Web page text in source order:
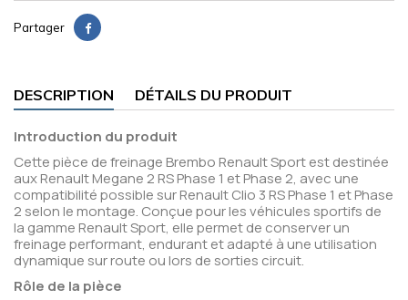
Partager
DESCRIPTION DÉTAILS DU PRODUIT
Introduction du produit
Cette pièce de freinage Brembo Renault Sport est destinée
aux Renault Megane 2 RS Phase 1 et Phase 2, avec une
compatibilité possible sur Renault Clio 3 RS Phase 1 et Phase
2 selon le montage. Conçue pour les véhicules sportifs de
la gamme Renault Sport, elle permet de conserver un
freinage performant, endurant et adapté à une utilisation
dynamique sur route ou lors de sorties circuit.
Rôle de la pièce